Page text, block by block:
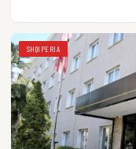
SHQIPERIA